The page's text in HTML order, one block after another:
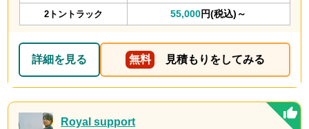
2トントラック 55,000円(税込)～
詳細を見る 無料 見積もりをしてみる
Royal support